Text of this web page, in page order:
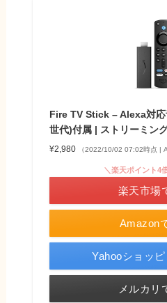
Fire TV Stick – Alexa対
世代)付属 | ストリーミン
¥2,980 （2022/10/02 07:02時点 |
Amazon
＼楽天ポイント4
楽天市場
Yahooショッ
メルカリ